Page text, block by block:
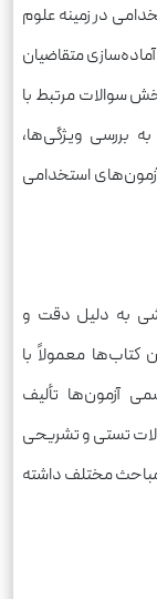
در زمینه علوم
متقاضیان
سوالات مرتبط با
بررسی ویژگی‌ها،
استخدامی
به دلیل دقت و
کتاب‌ها معمولاً با
آزمون‌ها تألیف
تستی و تشریحی
مختلف داشته